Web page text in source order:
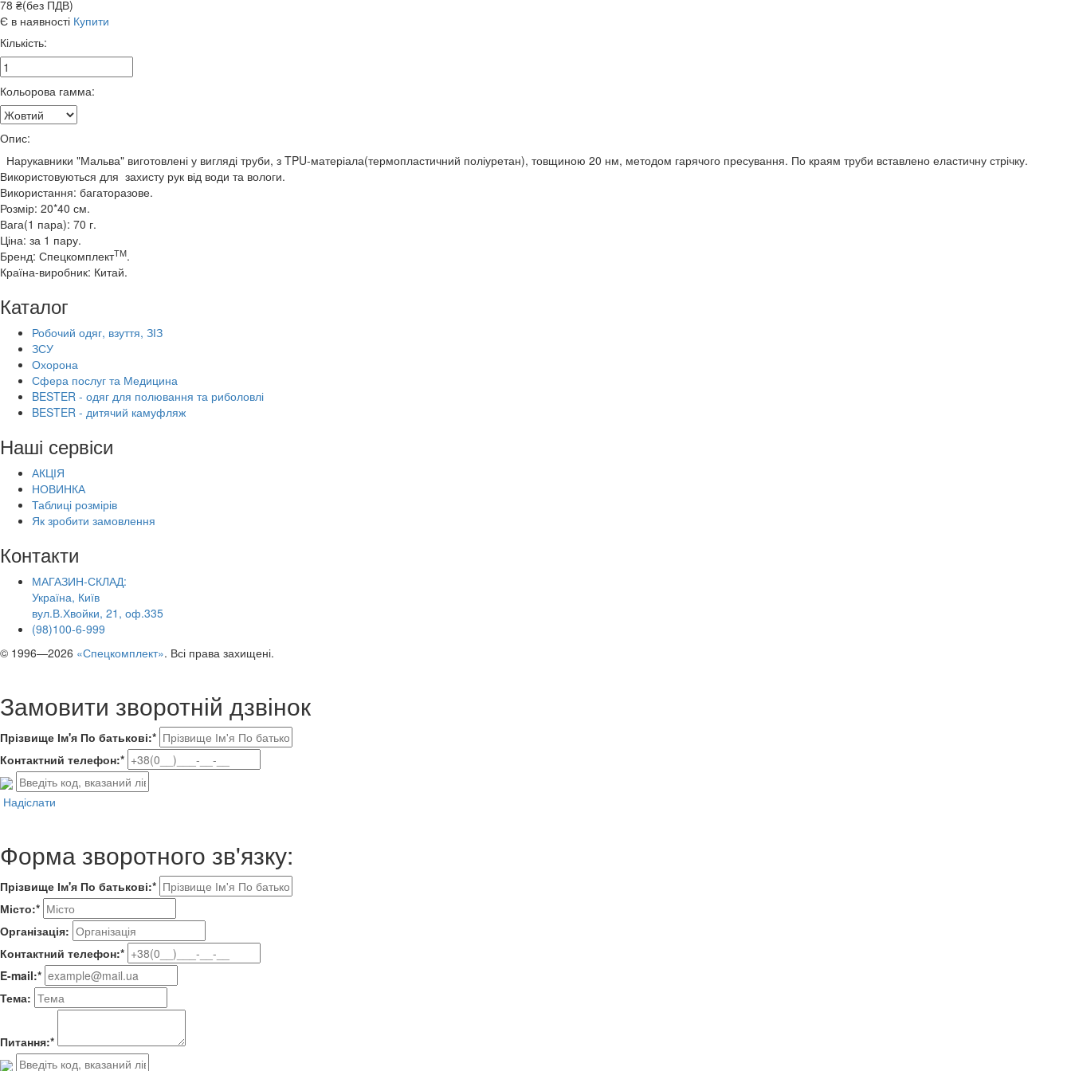
78 ₴(без ПДВ)
Є в наявності Купити
Кількість:
Кольорова гамма:
Опис:
Нарукавники "Мальва" виготовлені у вигляді труби, з TPU-матеріала(термопластичний поліуретан), товщиною 20 нм, методом гарячого пресування. По краям труби вставлено еластичну стрічку.
Використовуються для захисту рук від води та вологи.
Використання: багаторазове.
Розмір: 20*40 см.
Вага(1 пара): 70 г.
Ціна: за 1 пару.
Бренд: СпецкомплектТМ.
Країна-виробник: Китай.
Каталог
Робочий одяг, взуття, ЗІЗ
ЗСУ
Охорона
Сфера послуг та Медицина
BESTER - одяг для полювання та риболовлі
BESTER - дитячий камуфляж
Наші сервіси
АКЦІЯ
НОВИНКА
Таблиці розмірів
Як зробити замовлення
Контакти
МАГАЗИН-СКЛАД:
Україна, Київ
вул.В.Хвойки, 21, оф.335
(98)100-6-999
© 1996—2026 «Спецкомплект». Всі права захищені.
Замовити зворотній дзвінок
Прізвище Ім'я По батькові:*
Контактний телефон:*
Надіслати
Форма зворотного зв'язку:
Прізвище Ім'я По батькові:*
Місто:*
Організація:
Контактний телефон:*
E-mail:*
Тема:
Питання:*